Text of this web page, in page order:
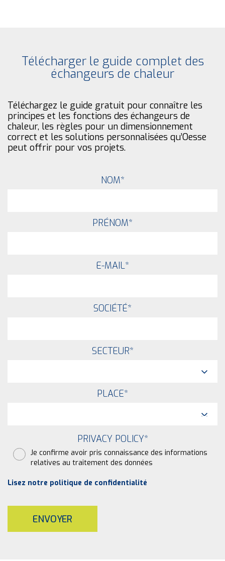
Télécharger le guide complet des
échangeurs de chaleur
Téléchargez le guide gratuit pour connaître les
principes et les fonctions des échangeurs de
chaleur, les règles pour un dimensionnement
correct et les solutions personnalisées qu’Oesse
peut offrir pour vos projets.
NOM*
PRÉNOM*
E-MAIL*
SOCIÉTÉ*
SECTEUR*
PLACE*
PRIVACY POLICY*
Je confirme avoir pris connaissance des informations
relatives au traitement des données
Lisez notre politique de confidentialité
ENVOYER